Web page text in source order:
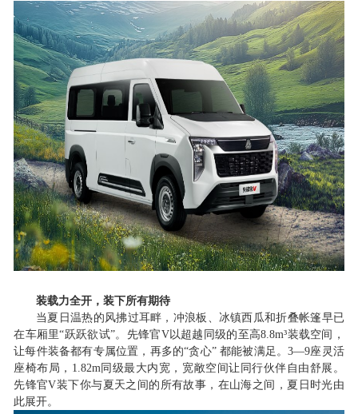
装载力全开，装下所有期待
当夏日温热的风拂过耳畔，冲浪板、冰镇西瓜和折叠帐篷早已
在车厢里“跃跃欲试”。先锋官V以超越同级的至高8.8m³装载空间，
让每件装备都有专属位置，再多的“贪心” 都能被满足。3—9座灵活
座椅布局，1.82m同级最大内宽，宽敞空间让同行伙伴自由舒展。
先锋官V装下你与夏天之间的所有故事，在山海之间，夏日时光由
此展开。